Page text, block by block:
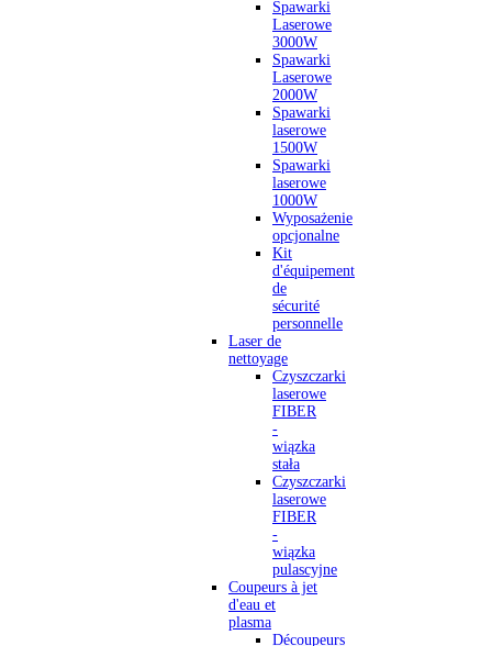
Spawarki
Laserowe
3000W
Spawarki
Laserowe
2000W
Spawarki
laserowe
1500W
Spawarki
laserowe
1000W
Wyposażenie
opcjonalne
Kit
d'équipement
de
sécurité
personnelle
Laser de
nettoyage
Czyszczarki
laserowe
FIBER
-
wiązka
stała
Czyszczarki
laserowe
FIBER
-
wiązka
pulascyjne
Coupeurs à jet
d'eau et
plasma
Découpeurs